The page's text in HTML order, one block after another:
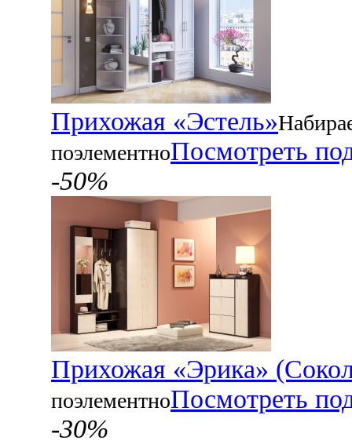
Прихожая «Эстель»
поэлементноПосмотреть
-50%
Прихожая «Эрика»
поэлементноПосмотреть
-30%